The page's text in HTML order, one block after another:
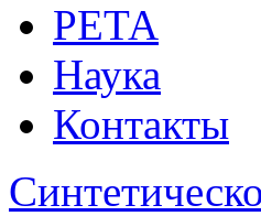
РЕТА
Наука
Контакты